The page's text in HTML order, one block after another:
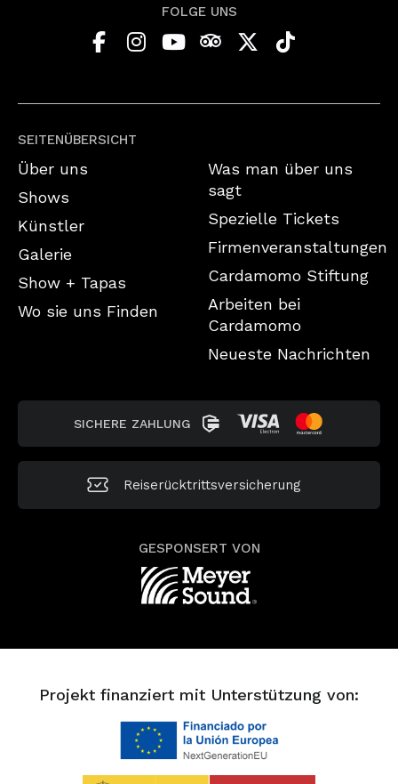
SEITENÜBERSICHT
Über uns
Shows
Künstler
Galerie
Show + Tapas
Wo sie uns Finden
Was man über uns
sagt
Spezielle Tickets
Firmenveranstaltungen
Cardamomo Stiftung
Arbeiten bei
Cardamomo
Neueste Nachrichten
FOLGE UNS
SICHERE ZAHLUNG
Reiserücktrittsversicherung
GESPONSERT VON
Projekt finanziert mit Unterstützung von: